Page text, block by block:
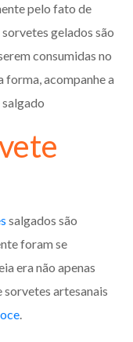
pelo fato de
gelados são
consumidas no
forma, acompanhe a
salgados são
foram se
era não apenas
sorvetes artesanais
.